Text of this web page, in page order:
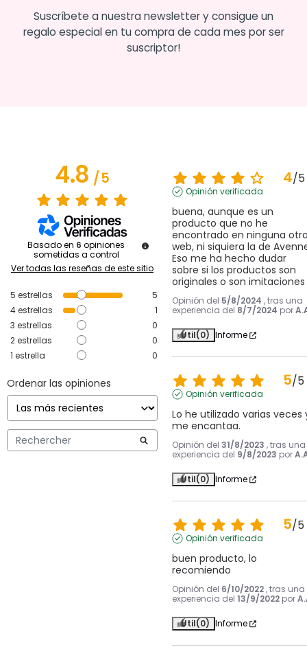
Suscríbete a nuestra newsletter y consigue un
regalo especial en tu compra de cada mes por ser
suscriptor!
4.8/5
Basado en 6 opiniones
sometidas a control
Ver todas las reseñas de este sitio
5 estrellas
5
4estrellas
1
3 estrellas
0
2estrellas
0
1 estrella 0
Ordenar las opiniones
4/5
Opinión verificada
buena, aunque es un
producto que no he
encontrado en ninguna
web, ni siquiera la de
Eso me ha hecho dudar
sobre si los productos son
originales o son imitaciones
Opinión del 5/8/2024 , tras una
experiencia del 8/7/2024 por
Útil(0) Informe
5/5
Opinión verificada
Lo he utilizado varias veces
me encantaa.
Opinión del 31/8/2023 , tras una
experiencia del 9/8/2023 por
Útil(0) Informe
5/5
Opinión verificada
buen producto, lo
recomiendo
Opinión del 6/10/2022 , tras una
experiencia del 13/9/2022 por
Útil(0) Informe